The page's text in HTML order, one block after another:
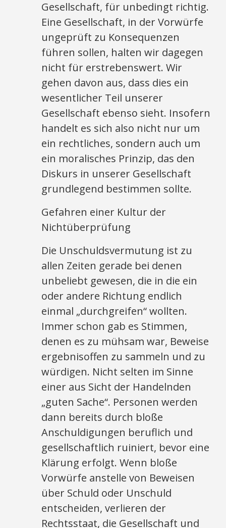
Gesellschaft, für unbedingt richtig.
Eine Gesellschaft, in der Vorwürfe
ungeprüft zu Konsequenzen
führen sollen, halten wir dagegen
nicht für erstrebenswert. Wir
gehen davon aus, dass dies ein
wesentlicher Teil unserer
Gesellschaft ebenso sieht. Insofern
handelt es sich also nicht nur um
ein rechtliches, sondern auch um
ein moralisches Prinzip, das den
Diskurs in unserer Gesellschaft
grundlegend bestimmen sollte.
Gefahren einer Kultur der
Nichtüberprüfung
Die Unschuldsvermutung ist zu
allen Zeiten gerade bei denen
unbeliebt gewesen, die in die ein
oder andere Richtung endlich
einmal „durchgreifen“ wollten.
Immer schon gab es Stimmen,
denen es zu mühsam war, Beweise
ergebnisoffen zu sammeln und zu
würdigen. Nicht selten im Sinne
einer aus Sicht der Handelnden
„guten Sache“. Personen werden
dann bereits durch bloße
Anschuldigungen beruflich und
gesellschaftlich ruiniert, bevor eine
Klärung erfolgt. Wenn bloße
Vorwürfe anstelle von Beweisen
über Schuld oder Unschuld
entscheiden, verlieren der
Rechtsstaat, die Gesellschaft und